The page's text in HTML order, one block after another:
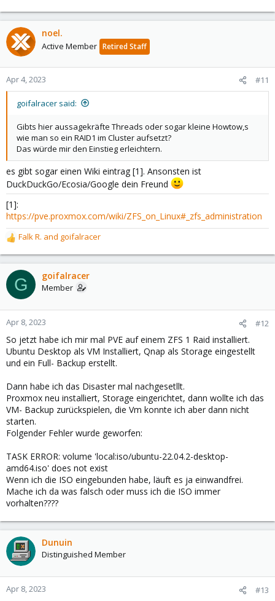
noel.
Active Member Retired Staff
Apr 4, 2023 #11
goifalracer said:
Gibts hier aussagekräfte Threads oder sogar kleine Howtow,s
wie man so ein RAID1 im Cluster aufsetzt?
Das würde mir den Einstieg erleichtern.
es gibt sogar einen Wiki eintrag [1]. Ansonsten ist
DuckDuckGo/Ecosia/Google dein Freund
[1]:
https://pve.proxmox.com/wiki/ZFS_on_Linux#_zfs_administration
R
e
a
c
t
o
n
:
Falk R. and goifalracer
G goifalracer
Member
Apr 8, 2023 #12
So jetzt habe ich mir mal PVE auf einem ZFS 1 Raid installiert.
Ubuntu Desktop als VM Installiert, Qnap als Storage eingestellt
und ein Full- Backup erstellt.
Dann habe ich das Disaster mal nachgesetllt.
Proxmox neu installiert, Storage eingerichtet, dann wollte ich das
VM- Backup zurückspielen, die Vm konnte ich aber dann nicht
starten.
Folgender Fehler wurde geworfen:
TASK ERROR: volume 'local:iso/ubuntu-22.04.2-desktop-
amd64.iso' does not exist
Wenn ich die ISO eingebunden habe, läuft es ja einwandfrei.
Mache ich da was falsch oder muss ich die ISO immer
vorhalten????
Dunuin
Distinguished Member
Apr 8, 2023 #13